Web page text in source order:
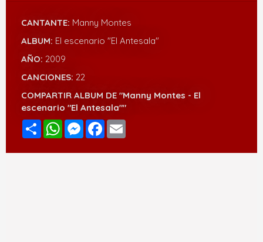
CANTANTE: Manny Montes
ALBUM: El escenario "El Antesala"
AÑO: 2009
CANCIONES: 22
COMPARTIR ALBUM DE "Manny Montes - El
escenario "El Antesala""
Compartir
WhatsAppMessenger
Facebook